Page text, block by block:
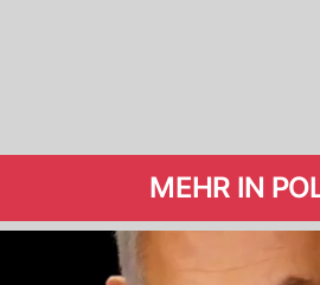
MEHR IN